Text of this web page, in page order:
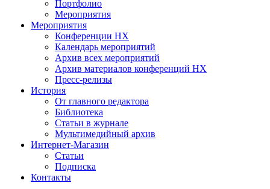
Портфолио
Мероприятия
Мероприятия
Конференции НХ
Календарь мероприятий
Архив всех мероприятий
Архив материалов конференций НХ
Пресс-релизы
История
От главного редактора
Библиотека
Статьи в журнале
Мультимедийный архив
Интернет-Магазин
Статьи
Подписка
Контакты